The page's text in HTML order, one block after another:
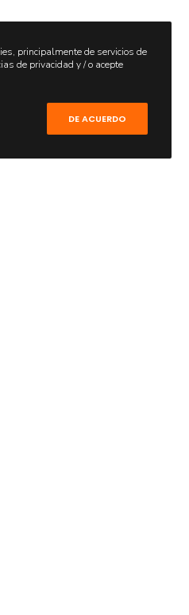
principalmente de servicios de
de privacidad y / o acepte
DE ACUERDO